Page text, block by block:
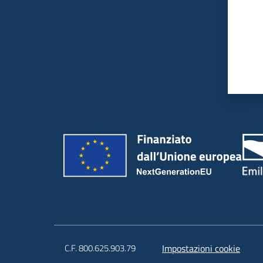
C.F. 800.625.903.79 Impostazioni cookie